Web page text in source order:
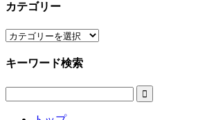
カテゴリー
カ
ゴ
キーワード検索
